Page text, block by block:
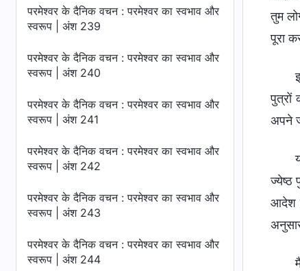
परमेश्वर के दैनिक वचन : परमेश्वर का स्वभाव और
स्वरूप | अंश 239
परमेश्वर के दैनिक वचन : परमेश्वर का स्वभाव और
स्वरूप | अंश 240
परमेश्वर के दैनिक वचन : परमेश्वर का स्वभाव और
स्वरूप | अंश 241
परमेश्वर के दैनिक वचन : परमेश्वर का स्वभाव और
स्वरूप | अंश 242
परमेश्वर के दैनिक वचन : परमेश्वर का स्वभाव और
स्वरूप | अंश 243
परमेश्वर के दैनिक वचन : परमेश्वर का स्वभाव और
स्वरूप | अंश 244
तुम
पूरा
पुत्रों
अपने
ज्येष्ठ
आदेश